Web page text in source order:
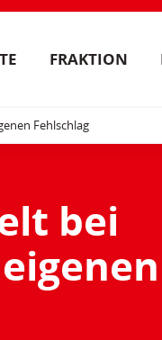
FRAKTION
Fehlschlag
bei